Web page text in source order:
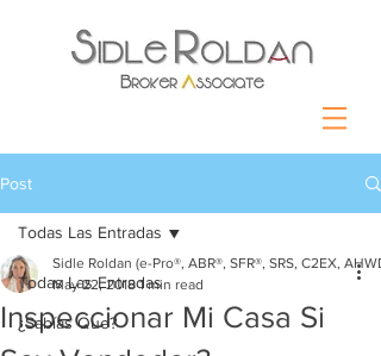
Post
Todas Las Entradas
¿Sabías Que?
Todas Las Entradas
Inspeccionar Mi Casa Si
Sidle Roldan (e-Pro®, ABR®, SFR®, SRS, C2EX, AHWD)
May 22, 2018 1 min read